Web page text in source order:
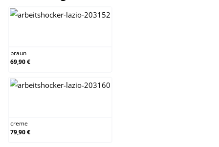
braun
69,90 €
creme
79,90 €